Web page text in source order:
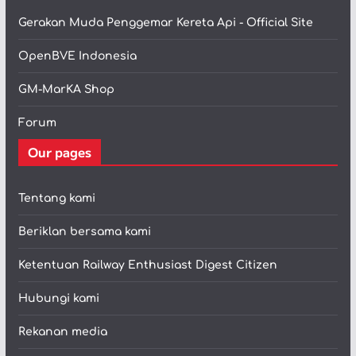
Gerakan Muda Penggemar Kereta Api - Official Site
OpenBVE Indonesia
GM-MarKA Shop
Forum
Our pages
Tentang kami
Beriklan bersama kami
Ketentuan Railway Enthusiast Digest Citizen
Hubungi kami
Rekanan media